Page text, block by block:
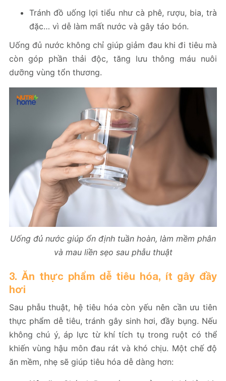
Tránh đồ uống lợi tiểu như cà phê, rượu, bia, trà
đặc… vì dễ làm mất nước và gây táo bón.
Uống đủ nước không chỉ giúp giảm đau khi đi tiêu mà
còn góp phần thải độc, tăng lưu thông máu nuôi
dưỡng vùng tổn thương.
Uống đủ nước giúp ổn định tuần hoàn, làm mềm phân
và mau liền sẹo sau phẫu thuật
3. Ăn thực phẩm dễ tiêu hóa, ít gây đầy
hơi
Sau phẫu thuật, hệ tiêu hóa còn yếu nên cần ưu tiên
thực phẩm dễ tiêu, tránh gây sinh hơi, đầy bụng. Nếu
không chú ý, áp lực từ khí tích tụ trong ruột có thể
khiến vùng hậu môn đau rát và khó chịu. Một chế độ
ăn mềm, nhẹ sẽ giúp tiêu hóa dễ dàng hơn: